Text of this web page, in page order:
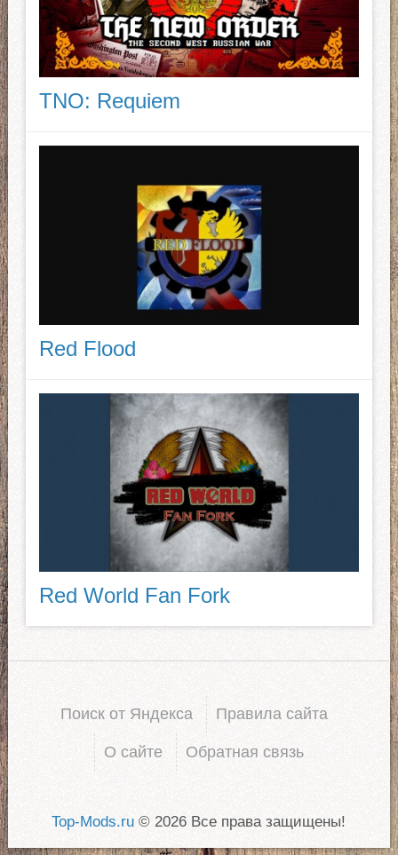
TNO: Requiem
Red Flood
Red World Fan Fork
Поиск от Яндекса Правила сайта
О сайте Обратная связь
Top-Mods.ru © 2026 Все права защищены!